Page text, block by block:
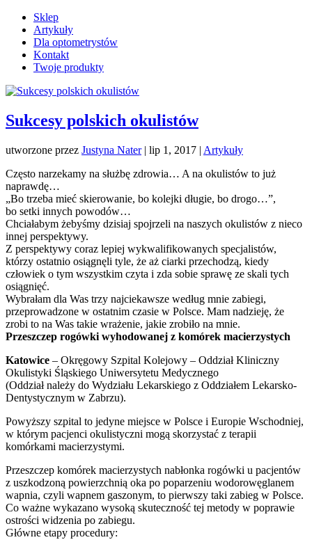
Sklep
Artykuły
Dla optometrystów
Kontakt
Twoje produkty
Sukcesy polskich okulistów
utworzone przez Justyna Nater| lip 1, 2017 | Artykuły
Często narzekamy na służbę zdrowia… A na okulistów to już
naprawdę…
„Bo trzeba mieć skierowanie, bo kolejki długie, bo drogo…”,
bo setki innych powodów…
Chciałabym żebyśmy dzisiaj spojrzeli na naszych okulistów z nieco
innej perspektywy.
Z perspektywy coraz lepiej wykwalifikowanych specjalistów,
którzy ostatnio osiągnęli tyle, że aż ciarki przechodzą, kiedy
człowiek o tym wszystkim czyta i zda sobie sprawę ze skali tych
osiągnięć.
Wybrałam dla Was trzy najciekawsze według mnie zabiegi,
przeprowadzone w ostatnim czasie w Polsce. Mam nadzieję, że
zrobi to na Was takie wrażenie, jakie zrobiło na mnie.
Przeszczep rogówki wyhodowanej z komórek macierzystych
Katowice – Okręgowy Szpital Kolejowy – Oddział Kliniczny
Okulistyki Śląskiego Uniwersytetu Medycznego
(Oddział należy do Wydziału Lekarskiego z Oddziałem Lekarsko-
Dentystycznym w Zabrzu).
Powyższy szpital to jedyne miejsce w Polsce i Europie Wschodniej,
w którym pacjenci okulistyczni mogą skorzystać z terapii
komórkami macierzystymi.
Przeszczep komórek macierzystych nabłonka rogówki u pacjentów
z uszkodzoną powierzchnią oka po poparzeniu wodorowęglanem
wapnia, czyli wapnem gaszonym, to pierwszy taki zabieg w Polsce.
Co ważne wykazano wysoką skuteczność tej metody w poprawie
ostrości widzenia po zabiegu.
Główne etapy procedury: